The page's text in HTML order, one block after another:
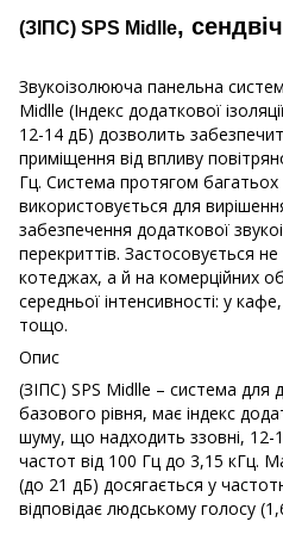
(ЗІПС) SPS Midlle,
Звукоізолююча панельна
Midlle (Індекс додаткової
12-14 дБ) дозволить
приміщення від впливу
Гц. Система протягом багатьох
використовується для
забезпечення додаткової
перекриттів. Застосовується
котеджах, а й на комерційних
середньої інтенсивності: у
тощо.
Опис
(ЗІПС) SPS Midlle – система для
базового рівня, має індекс
шуму, що надходить ззовні, 12-
частот від 100 Гц до 3,15 кГц.
(до 21 дБ) досягається у
відповідає людському голосу